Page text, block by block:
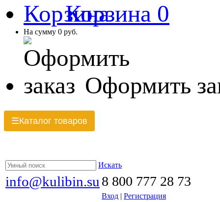
Корзина 0
На сумму 0 руб.
Оформить
☰Каталог товаров
Искать
info@kulibin.su 8 800 777 28 73
Вход | Регистрация